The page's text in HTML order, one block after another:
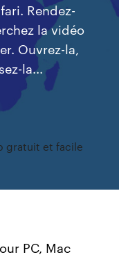
Rendez-
la vidéo
Ouvrez-la,
la...
gratuit et facile
PC, Mac